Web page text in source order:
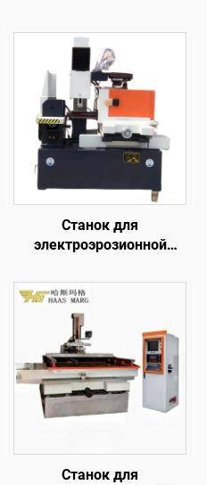
Станок для
электроэрозионной
электродом
однопроходного реза
DK7745
Станок для